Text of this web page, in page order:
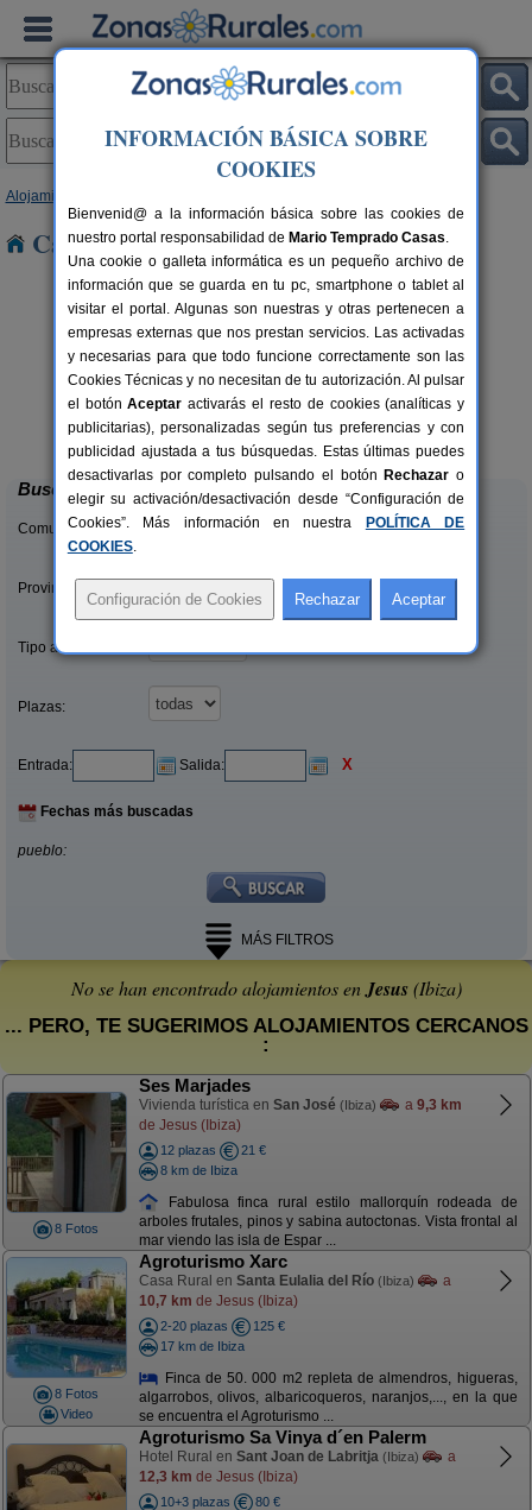
Alojamientos
Casas Rurales cerca de Jesus
12 pers.
desde21 €
Ses Marjades
San José (Ibiza)
Buscar
Comunidades:
Provincias/Islas:
Tipo alquiler:
Plazas:
Entrada: Salida: X
Fechas más buscadas
pueblo:
MÁS FILTROS
No se han encontrado alojamientos enJesus(Ibiza)
... PERO, TE SUGERIMOS ALOJAMIENTOS CERCANOS
:
8 Fotos
Ses Marjades
Vivienda turística en San José (Ibiza) a 9,3 km
de Jesus (Ibiza)
12 plazas
21 €
8 km de Ibiza
Fabulosa finca rural estilo mallorquín rodeada de
arboles frutales, pinos y sabina autoctonas. Vista frontal al
mar viendo las isla de Espar ...
8 Fotos
Video
Agroturismo Xarc
Casa Rural en Santa Eulalia del Río (Ibiza)
a
10,7 km de Jesus (Ibiza)
2-20 plazas
125 €
17 km de Ibiza
Finca de 50. 000 m2 repleta de almendros, higueras,
algarrobos, olivos, albaricoqueros, naranjos,..., en la que
se encuentra el Agroturismo ...
Agroturismo Sa Vinya d´en Palerm
Hotel Rural en Sant Joan de Labritja (Ibiza)
a
12,3 km de Jesus (Ibiza)
10+3 plazas
80 €
INFORMACIÓN BÁSICA SOBRE
COOKIES
Bienvenid@ a la información básica sobre las cookies de
nuestro portal responsabilidad de Mario Temprado Casas.
Una cookie o galleta informática es un pequeño archivo de
información que se guarda en tu pc, smartphone o tablet al
visitar el portal. Algunas son nuestras y otras pertenecen a
empresas externas que nos prestan servicios. Las activadas
y necesarias para que todo funcione correctamente son las
Cookies Técnicas y no necesitan de tu autorización. Al pulsar
el botónAceptar activarás el resto de cookies (analíticas y
publicitarias), personalizadas según tus preferencias y con
publicidad ajustada a tus búsquedas. Estas últimas puedes
desactivarlas por completo pulsando el botón Rechazar o
elegir su activación/desactivación desde “Configuración de
Cookies”. Más información en nuestra
POLÍTICA DE
COOKIES.